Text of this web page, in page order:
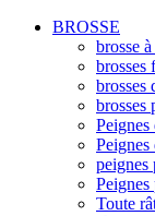
BROSSE
brosse
brosses
brosses
brosses
Peignes
Peignes
peignes
Peignes
Toute